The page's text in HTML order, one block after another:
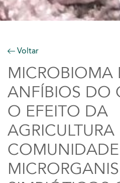
Voltar
MICROBIOMA
ANFÍBIOS DO
O EFEITO DA